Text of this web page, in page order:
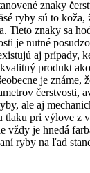
znaky
ryby sú to koža,
Tieto znaky sa
je nutné
aj prípady,
produkt
je známe,
čerstvosti,
ale aj
tlaku pri výlove z
vždy je hnedá
ryby na ľad